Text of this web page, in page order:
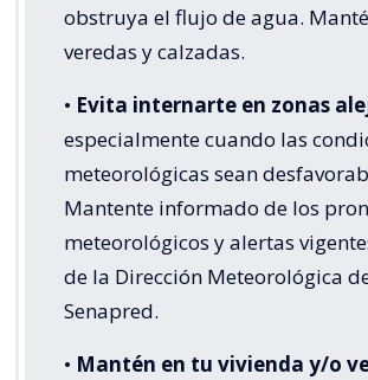
obstruya el flujo de agua.
veredas y calzadas.
• Evita internarte en zonas
especialmente cuando las
meteorológicas sean
Mantente informado de los
meteorológicos y alertas
de la Dirección Meteorológica
Senapred.
• Mantén en tu vivienda y/o